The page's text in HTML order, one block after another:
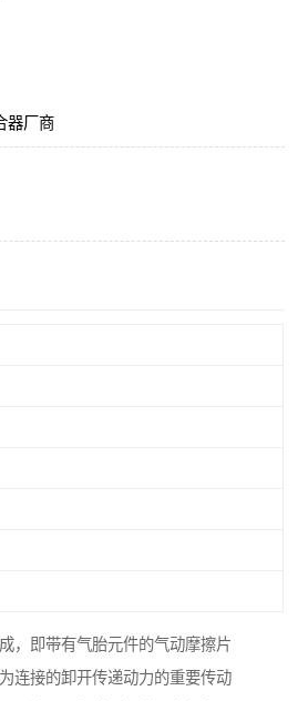
器厂商
，即带有气胎元件的气动摩擦片
连接的卸开传递动力的重要传动